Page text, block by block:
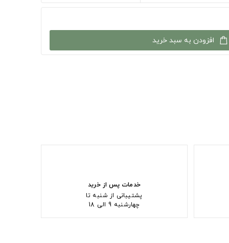
افزودن به سبد خرید
خدمات پس از خرید
پشتیبانی از شنبه تا
چهارشنبه 9 الی 18